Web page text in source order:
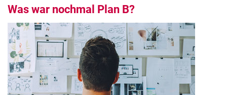
Was war nochmal Plan B?